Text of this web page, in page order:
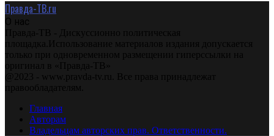
Правда-ТВ.ru
О нас
Правда-ТВ - Дискуссионно политическая
площадка.Использование материалов издания допускается
только при одновременном размещении гиперссылки на
оригинал в «Правда-ТВ»
@2023 - www.pravda-tv.ru. Все права принадлежат
правообладателям.
Главная
Авторам
Владельцам авторских прав. Ответственности.